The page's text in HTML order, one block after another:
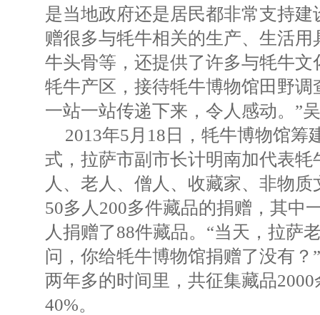
是当地政府还是居民都非常支持
赠很多与牦牛相关的生产、生活
牛头骨等，还提供了许多与牦牛文
牦牛产区，接待牦牛博物馆田野
一站一站传递下来，令人感动。”
2013年5月18日，牦牛博物馆筹
式，拉萨市副市长计明南加代表
人、老人、僧人、收藏家、非物
50多人200多件藏品的捐赠，其中
人捐赠了88件藏品。“当天，拉萨
问，你给牦牛博物馆捐赠了没有？
两年多的时间里，共征集藏品
40%。